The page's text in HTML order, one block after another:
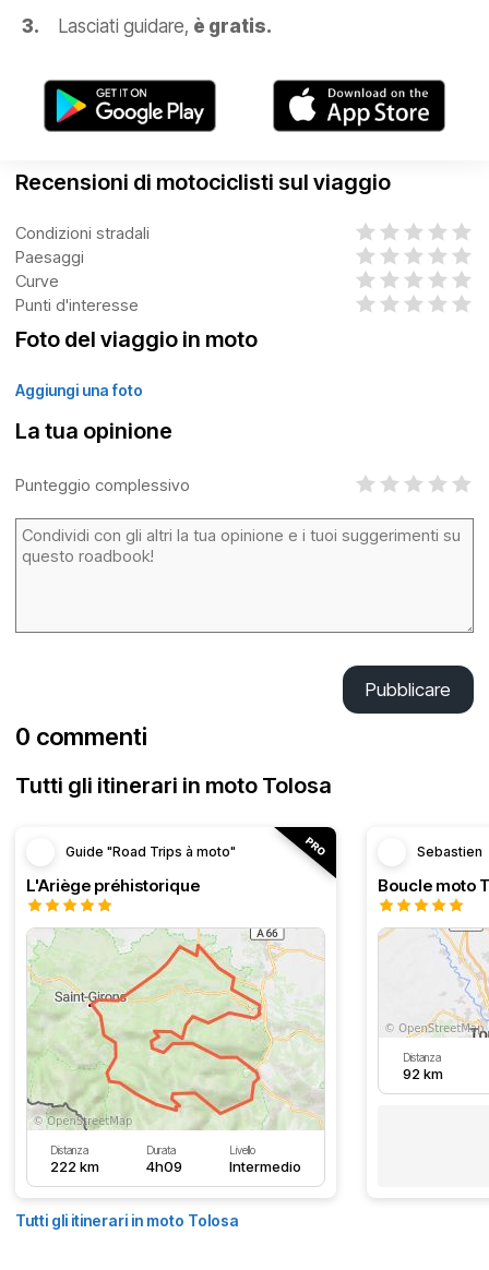
Lasciati guidare, è gratis.
Recensioni di motociclisti sul viaggio
Condizioni stradali
Paesaggi
Curve
Punti d'interesse
Foto del viaggio in moto
Aggiungi una foto
La tua opinione
Punteggio complessivo
Pubblicare
0 commenti
Tutti gli itinerari in moto Tolosa
Guide "Road Trips à moto"
L'Ariège préhistorique
Distanza
222 km
Durata
4h09
Livello
Intermedio
Sebastien
Distanza
92 km
Tutti gli itinerari in moto Tolosa